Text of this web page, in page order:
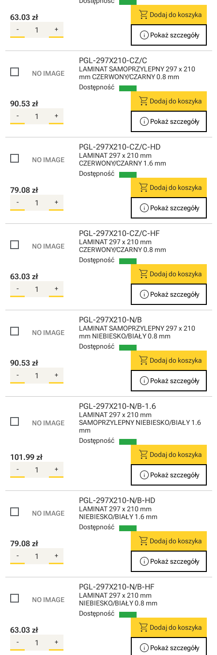
63.03 zł
- +
shopping_cart Dodaj do koszyka
info Pokaż szczegóły
PGL-297X210-CZ/C
LAMINAT SAMOPRZYLEPNY 297 x 210
mm CZERWONY/CZARNY 0.8 mm
Dostępność
90.53 zł
- +
shopping_cart Dodaj do koszyka
info Pokaż szczegóły
PGL-297X210-CZ/C-HD
LAMINAT 297 x 210 mm
CZERWONY/CZARNY 1.6 mm
Dostępność
79.08 zł
- +
shopping_cart Dodaj do koszyka
info Pokaż szczegóły
PGL-297X210-CZ/C-HF
LAMINAT 297 x 210 mm
CZERWONY/CZARNY 0.8 mm
Dostępność
63.03 zł
- +
shopping_cart Dodaj do koszyka
info Pokaż szczegóły
PGL-297X210-N/B
LAMINAT SAMOPRZYLEPNY 297 x 210
mm NIEBIESKO/BIAŁY 0.8 mm
Dostępność
90.53 zł
- +
shopping_cart Dodaj do koszyka
info Pokaż szczegóły
PGL-297X210-N/B-1.6
LAMINAT 297 x 210 mm
SAMOPRZYLEPNY NIEBIESKO/BIAŁY 1.6
mm
Dostępność
101.99 zł
- +
shopping_cart Dodaj do koszyka
info Pokaż szczegóły
PGL-297X210-N/B-HD
LAMINAT 297 x 210 mm
NIEBIESKO/BIAŁY 1.6 mm
Dostępność
79.08 zł
- +
shopping_cart Dodaj do koszyka
info Pokaż szczegóły
PGL-297X210-N/B-HF
LAMINAT 297 x 210 mm
NIEBIESKO/BIAŁY 0.8 mm
Dostępność
63.03 zł
- +
shopping_cart Dodaj do koszyka
info Pokaż szczegóły